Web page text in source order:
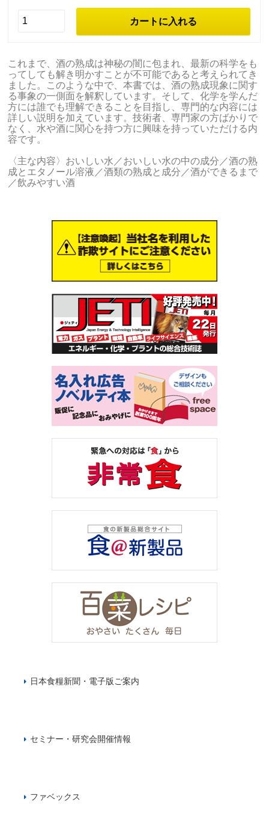
これまで、酒の熟成は神秘の闇に包まれ、最新の科学をも
ってしても解き明かすことが不可能であると考えられてき
ました。このような中で、本書では、酒の熟成現象に関す
る事象の一側面を解釈しています。そして、化学を学んだ
方には誰でも理解できることを目指し、専門的な内容には
詳しい説明を加えています。技術者、専門家の方ばかりで
なく、水や酒に関心を持つ方に興味を持っていただける内
容です。
〈主な内容〉おいしい水／おいしい水の中の成分／酒の熟
成とエタノール溶液／酒類の熟成と成分／酒ができるまで
／飲みやすい酒
日本食糧新聞・電子版ご案内
セミナー・研究会開催情報
ファベックス